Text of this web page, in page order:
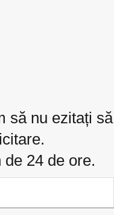
să nu ezitați să
24 de ore.